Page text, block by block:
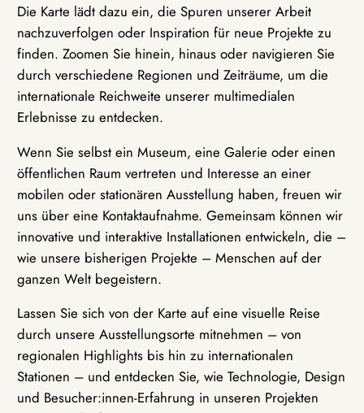
Die Karte lädt dazu ein, die Spuren unserer Arbeit
nachzuverfolgen oder Inspiration für neue Projekte zu
finden. Zoomen Sie hinein, hinaus oder navigieren Sie
durch verschiedene Regionen und Zeiträume, um die
internationale Reichweite unserer multimedialen
Erlebnisse zu entdecken.
Wenn Sie selbst ein Museum, eine Galerie oder einen
öffentlichen Raum vertreten und Interesse an einer
mobilen oder stationären Ausstellung haben, freuen wir
uns über eine Kontaktaufnahme. Gemeinsam können wir
innovative und interaktive Installationen entwickeln, die –
wie unsere bisherigen Projekte – Menschen auf der
ganzen Welt begeistern.
Lassen Sie sich von der Karte auf eine visuelle Reise
durch unsere Ausstellungsorte mitnehmen – von
regionalen Highlights bis hin zu internationalen
Stationen – und entdecken Sie, wie Technologie, Design
und Besucher:innen-Erfahrung in unseren Projekten